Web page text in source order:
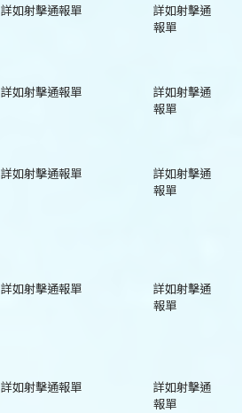
詳如射擊通報單
詳如射擊通
報單
詳如射擊通報單
詳如射擊通
報單
詳如射擊通報單
詳如射擊通
報單
詳如射擊通報單
詳如射擊通
報單
詳如射擊通報單
詳如射擊通
報單